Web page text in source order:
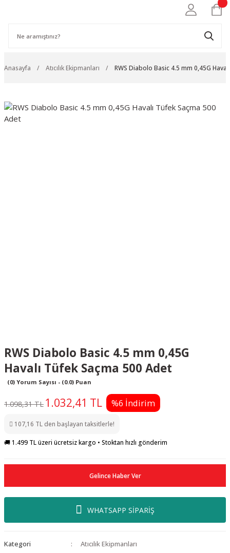
Anasayfa Atıcılık Ekipmanları RWS Diabolo Basic 4.5 mm 0,45G
RWS Diabolo Basic 4.5 mm 0,45G
Havalı Tüfek Saçma 500 Adet
(0) Yorum Sayısı - (0.0) Puan
1.098,31 TL 1.032,41 TL %6 İndirim
107,16 TL den başlayan taksitlerle!
🚚 1.499 TL üzeri ücretsiz kargo • Stoktan hızlı gönderim
Gelince Haber Ver
WHATSAPP SİPARİŞ
Kategori
Atıcılık Ekipmanları